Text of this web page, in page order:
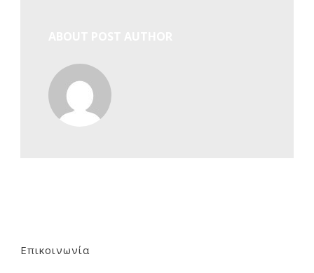
Επικοινωνία